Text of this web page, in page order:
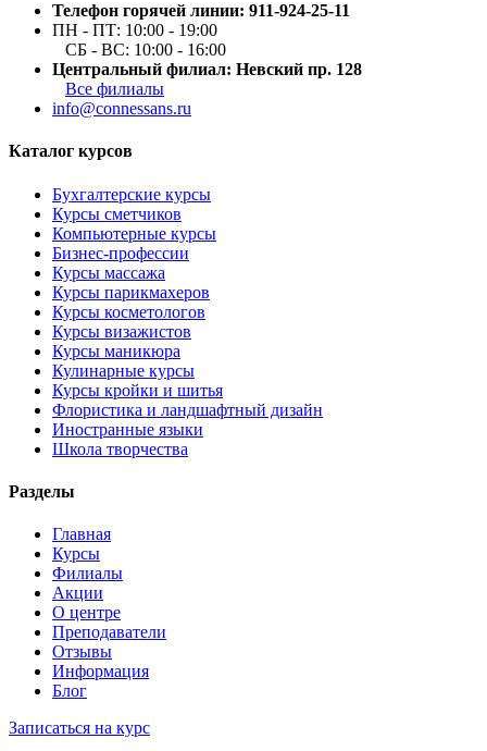
Телефон горячей линии: 911-924-25-11
ПН - ПТ: 10:00 - 19:00
СБ - ВС: 10:00 - 16:00
Центральный филиал: Невский пр. 128
Все филиалы
info@connessans.ru
Каталог курсов
Бухгалтерские курсы
Курсы сметчиков
Компьютерные курсы
Бизнес-профессии
Курсы массажа
Курсы парикмахеров
Курсы косметологов
Курсы визажистов
Курсы маникюра
Кулинарные курсы
Курсы кройки и шитья
Флористика и ландшафтный дизайн
Иностранные языки
Школа творчества
Разделы
Главная
Курсы
Филиалы
Акции
О центре
Преподаватели
Отзывы
Информация
Блог
Записаться на курс